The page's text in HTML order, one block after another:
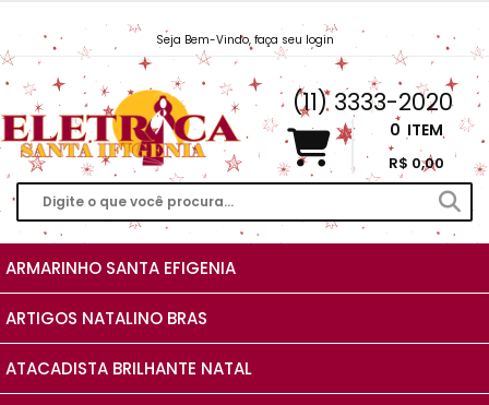
Seja Bem-Vindo, faça seu login
Vendas@EletricaSantaIfigenia.com.br
(11) 3333-2020
0 ITEM
R$ 0,00
ARMARINHO SANTA EFIGENIA
ARTIGOS NATALINO BRAS
ATACADISTA BRILHANTE NATAL